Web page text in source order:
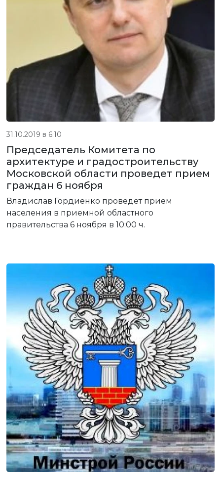
Председатель Комитета по
архитектуре и градостроительству
Московской области проведет прием
граждан 6 ноября
Владислав Гордиенко проведет прием
населения в приемной областного
правительства 6 ноября в 10:00 ч.
31.10.2019 в 6:10